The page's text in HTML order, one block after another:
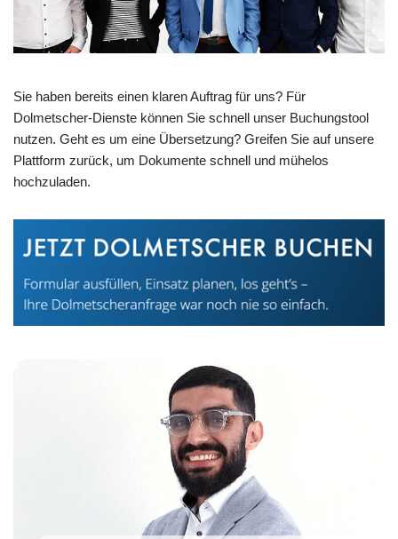
Sie haben bereits einen klaren Auftrag für uns? Für
Dolmetscher-Dienste können Sie schnell unser Buchungstool
nutzen. Geht es um eine Übersetzung? Greifen Sie auf unsere
Plattform zurück, um Dokumente schnell und mühelos
hochzuladen.